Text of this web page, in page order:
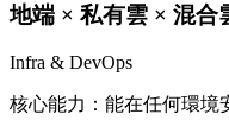
地端 × 私有雲 × 混合
Infra & DevOps
核心能力：能在任何環境